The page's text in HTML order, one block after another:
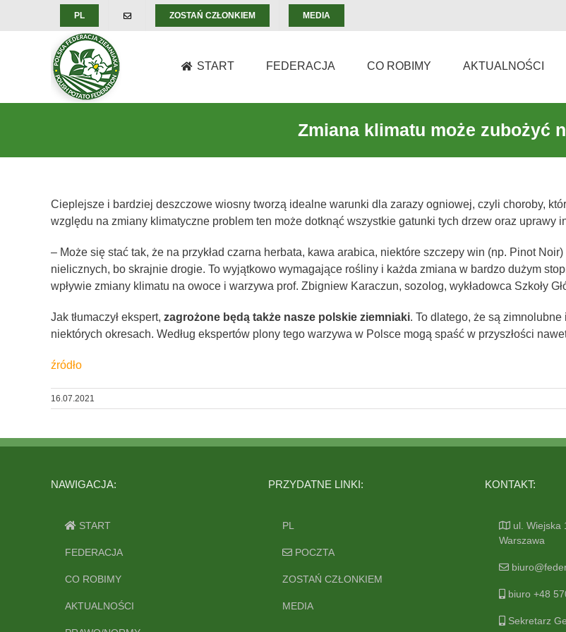
PL ZOSTAŃ CZŁONKIEM MEDIA
START FEDERACJA CO ROBIMY AKTUALNOŚCI
Zmiana klimatu może zubożyć
Cieplejsze i bardziej deszczowe wiosny tworzą idealne warunki dla zarazy ogniowej, czyli choroby,
względu na zmiany klimatyczne problem ten może dotknąć wszystkie gatunki tych drzew oraz uprawy
– Może się stać tak, że na przykład czarna herbata, kawa arabica, niektóre szczepy win (np. Pinot
nielicznych, bo skrajnie drogie. To wyjątkowo wymagające rośliny i każda zmiana w bardzo dużym
wpływie zmiany klimatu na owoce i warzywa prof. Zbigniew Karaczun, sozolog, wykładowca Szkoły
Jak tłumaczył ekspert, zagrożone będą także nasze polskie ziemniaki. To dlatego, że są
niektórych okresach. Według ekspertów plony tego warzywa w Polsce mogą spaść w przyszłości
źródło
16.07.2021
NAWIGACJA:
START
FEDERACJA
CO ROBIMY
AKTUALNOŚCI
PRZYDATNE LINKI:
PL
POCZTA
ZOSTAŃ CZŁONKIEM
MEDIA
KONTAKT:
ul. Wiejska
Warszawa
biuro +48
Sekretarz